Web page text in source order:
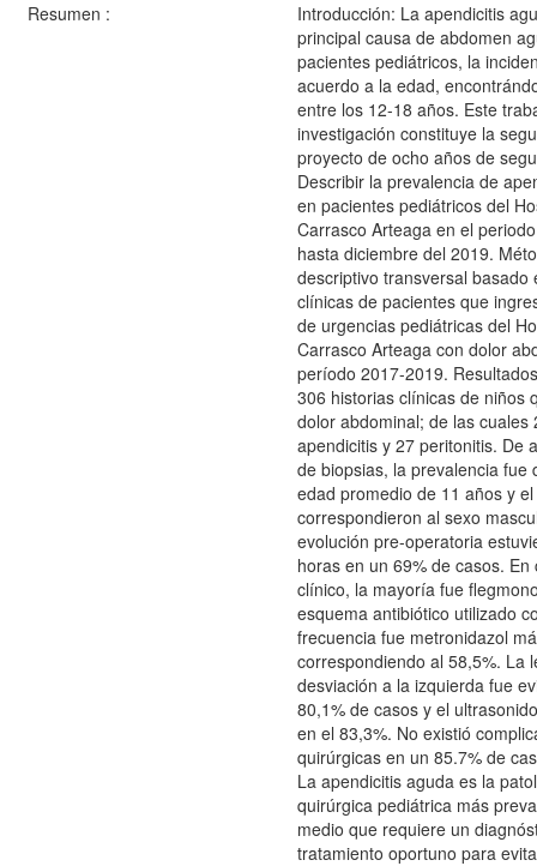
Resumen :
Introducción: La apendicitis
principal causa de abdomen
pacientes pediátricos, la
acuerdo a la edad,
entre los 12-18 años. Este
investigación constituye la
proyecto de ocho años de
Describir la prevalencia de
en pacientes pediátricos del
Carrasco Arteaga en el
hasta diciembre del 2019.
descriptivo transversal basado
clínicas de pacientes que
de urgencias pediátricas del
Carrasco Arteaga con dolor
período 2017-2019.
306 historias clínicas de niños
dolor abdominal; de las cuales
apendicitis y 27 peritonitis. De
de biopsias, la prevalencia fue
edad promedio de 11 años y
correspondieron al sexo
evolución pre-operatoria
horas en un 69% de casos.
clínico, la mayoría fue
esquema antibiótico utilizado
frecuencia fue metronidazol
correspondiendo al 58,5%. La
desviación a la izquierda fue
80,1% de casos y el
en el 83,3%. No existió
quirúrgicas en un 85.7% de
La apendicitis aguda es la
quirúrgica pediátrica más
medio que requiere un
tratamiento oportuno para